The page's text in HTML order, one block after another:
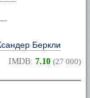
—
Беркли
IMDB: 7.10 (27 000)